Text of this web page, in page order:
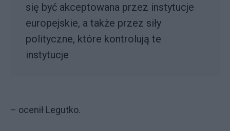
się być akceptowana przez instytucje
europejskie, a także przez siły
polityczne, które kontrolują te
instytucje
– ocenił Legutko.